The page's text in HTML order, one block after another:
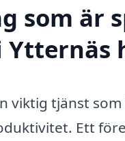
som är
viktig tjänst
Ett